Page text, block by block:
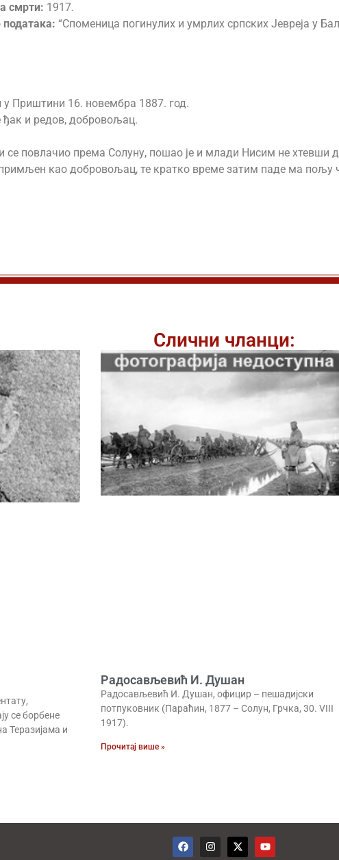
смрти: 1917.
података: “Споменица погинулих и умрлих српских Јевреја у
у Приштини 16. новембра 1887. год.
ђак и редов, добровољац.
се повлачио према Солуну, пошао је и млади Нисим не хтевши
примљен као добровољац, те кратко време затим паде ма пољу
Слични чланци:
се борбене
Теразијама и
Радосављевић И. Душан
Радосављевић И. Душан, официр – пешадијски
потпуковник (Параћин, 1877 – Солун, Грчка, 30. VIII
1917).
Прочитај више »